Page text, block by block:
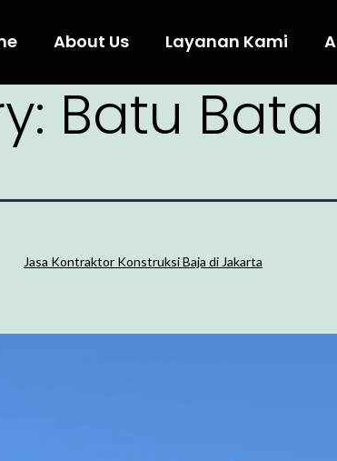
About Us Layanan Kami
Batu Bata
Jasa Kontraktor Konstruksi Baja di Jakarta